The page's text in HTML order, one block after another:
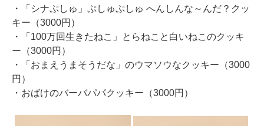
・「シナぷしゅ」ぷしゅぷしゅ へんしんな～んだ？クッ
キー（3000円）
・「100万回生きたねこ」とらねこと白いねこのクッキ
ー（3000円）
・「おまえうまそうだな」のウマソウなクッキー（3000
円）
・おばけのバーバパパクッキー（3000円）